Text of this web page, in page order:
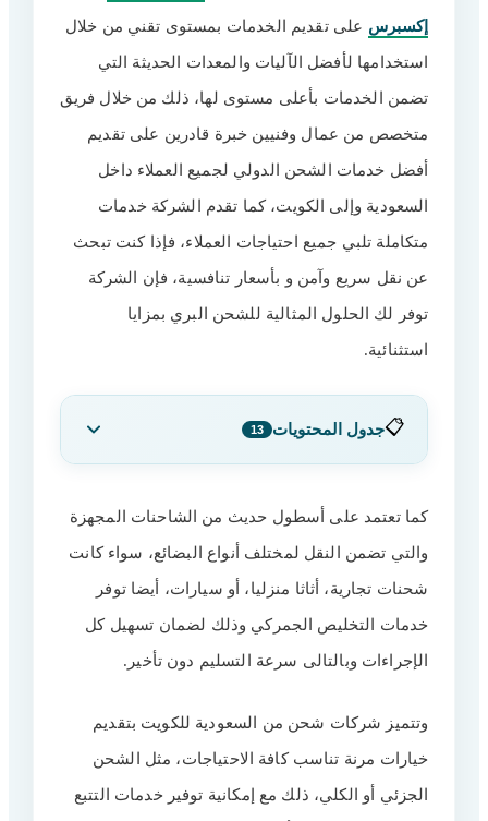
إكسبرس على تقديم الخدمات بمستوى تقني من خلال
استخدامها لأفضل الآليات والمعدات الحديثة التي
تضمن الخدمات بأعلى مستوى لها، ذلك من خلال فريق
متخصص من عمال وفنيين خبرة قادرين على تقديم
أفضل خدمات الشحن الدولي لجميع العملاء داخل
السعودية وإلى الكويت، كما تقدم الشركة خدمات
متكاملة تلبي جميع احتياجات العملاء، فإذا كنت تبحث
عن نقل سريع وآمن و بأسعار تنافسية، فإن الشركة
توفر لك الحلول المثالية للشحن البري بمزايا
استثنائية.
📋جدول المحتويات 13
خدمات شركات الشحن الدولية من
السعودية إلى الكويت
مزايا شركات الشحن من السعودية للكويت
6 خدمة متكاملة 24 ساعة
7
اسعار افضل شركة نقل عفش من
السعودية للكويت
كما تعتمد على أسطول حديث من الشاحنات المجهزة
والتي تضمن النقل لمختلف أنواع البضائع، سواء كانت
شحنات تجارية، أثاثا منزليا، أو سيارات، أيضا توفر
خدمات التخليص الجمركي وذلك لضمان تسهيل كل
الإجراءات وبالتالى سرعة التسليم دون تأخير.
وتتميز شركات شحن من السعودية للكويت بتقديم
خيارات مرنة تناسب كافة الاحتياجات، مثل الشحن
الجزئي أو الكلي، ذلك مع إمكانية توفير خدمات التتبع